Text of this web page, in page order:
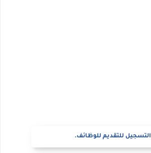
التسجيل للتقديم للوظائف.